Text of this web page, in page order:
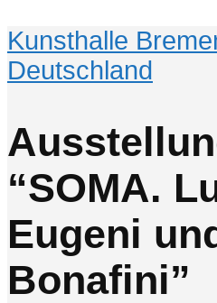
Kunsthalle
Deutschland
“SOMA.
Eugeni
Bonafini”